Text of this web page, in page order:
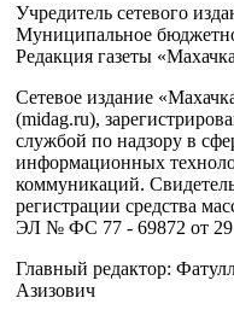
Учредитель сетевого
Муниципальное
Редакция газеты
Сетевое издание
(midag.ru),
службой по надзору в
информационных
коммуникаций.
регистрации средства
ЭЛ № ФС 77 - 69872 от 29
Главный редактор:
Азизович